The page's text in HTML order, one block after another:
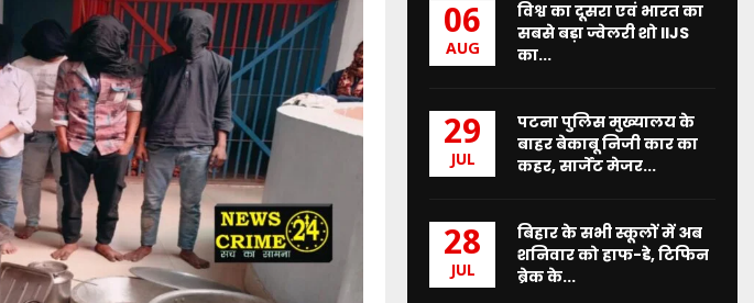
06
AUG
विश्व का दूसरा एवं भारत का
सबसे बड़ा ज्वेलरी शो IIJS
का...
29
JUL
पटना पुलिस मुख्यालय के
बाहर बेकाबू निजी कार का
कहर, सार्जेंट मेजर...
28
JUL
बिहार के सभी स्कूलों में अब
शनिवार को हाफ-डे, टिफिन
ब्रेक के...